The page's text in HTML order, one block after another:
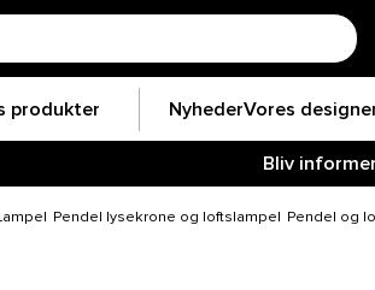
produkter NyhederVores
Bliv
Pendel lysekrone og loftslampe Pendel og